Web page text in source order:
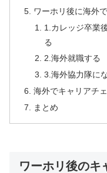
ワーホリ後に海外
1.カレッジ卒業
る
2.海外就職する
3.海外協力隊に
海外でキャリアチ
まとめ
ワーホリ後のキ